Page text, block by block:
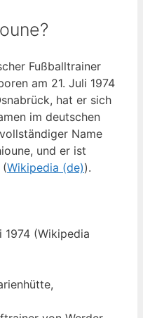
Fußballtrainer
am 21. Juli 1974
hat er sich
im deutschen
Name
und er ist
(Wikipedia (de)).
1974 (Wikipedia